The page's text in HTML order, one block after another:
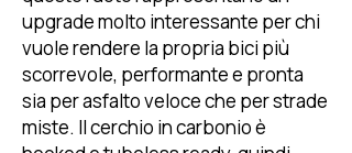
upgrade molto interessante per chi
vuole rendere la propria bici più
scorrevole, performante e pronta
sia per asfalto veloce che per strade
miste. Il cerchio in carbonio è